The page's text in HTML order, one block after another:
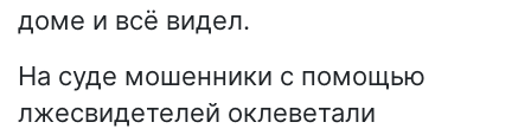
доме и всё видел.
На суде мошенники с помощью
лжесвидетелей оклеветали